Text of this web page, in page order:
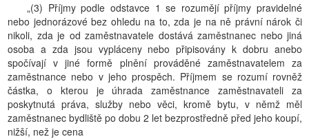
„(3) Příjmy podle odstavce 1 se rozumějí příjmy pravidelné
nebo jednorázové bez ohledu na to, zda je na ně právní nárok či
nikoli, zda je od zaměstnavatele dostává zaměstnanec nebo jiná
osoba a zda jsou vypláceny nebo připisovány k dobru anebo
spočívají v jiné formě plnění prováděné zaměstnavatelem za
zaměstnance nebo v jeho prospěch. Příjmem se rozumí rovněž
částka, o kterou je úhrada zaměstnance zaměstnavateli za
poskytnutá práva, služby nebo věci, kromě bytu, v němž měl
zaměstnanec bydliště po dobu 2 let bezprostředně před jeho koupí,
nižší, než je cena